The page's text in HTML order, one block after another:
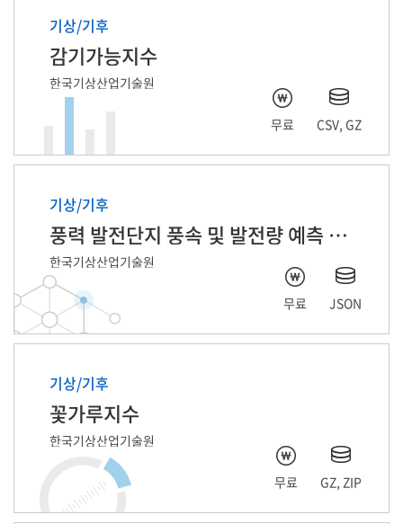
기상/기후
감기가능지수
한국기상산업기술원
무료 CSV, GZ
기상/기후
풍력 발전단지 풍속 및 발전량 예측 자료
한국기상산업기술원
무료 JSON
기상/기후
꽃가루지수
한국기상산업기술원
무료 GZ, ZIP